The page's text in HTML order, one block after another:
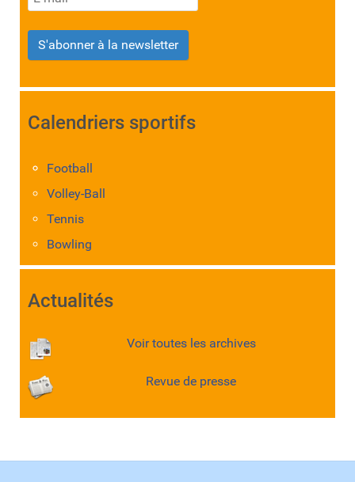
S'abonner à la newsletter
Calendriers sportifs
Football
Volley-Ball
Tennis
Bowling
Actualités
Voir toutes les archives
Revue de presse